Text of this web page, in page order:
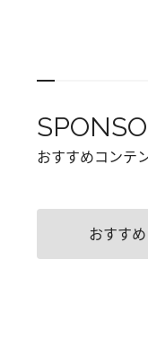
おすすめコンテ
おすす